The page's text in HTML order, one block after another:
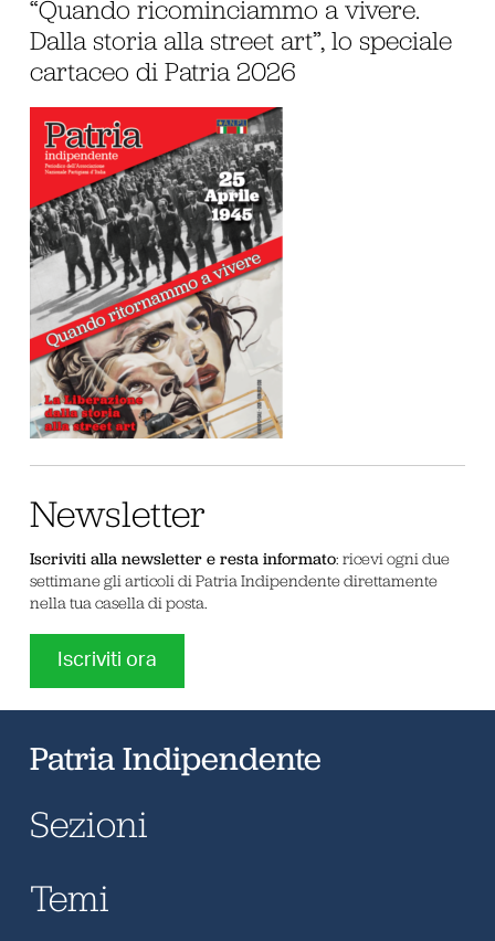
“Quando ricominciammo a vivere.
Dalla storia alla street art”, lo speciale
cartaceo di Patria 2026
Newsletter
Iscriviti alla newsletter e resta informato: ricevi ogni due
settimane gli articoli di Patria Indipendente direttamente
nella tua casella di posta.
Iscriviti ora
Patria Indipendente
Sezioni
Temi